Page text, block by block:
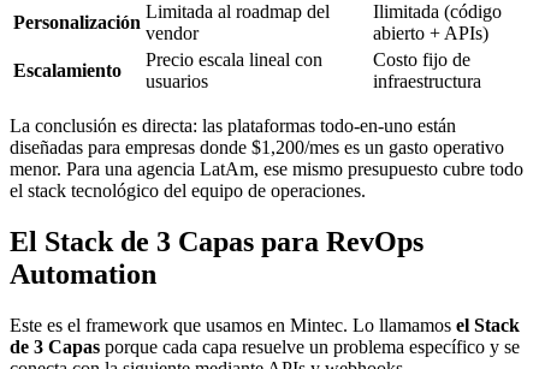
Personalización
Limitada al roadmap del
vendor
Ilimitada (código
abierto + APIs)
Escalamiento
Precio escala lineal con
usuarios
Costo fijo de
infraestructura
La conclusión es directa: las plataformas todo-en-uno están
diseñadas para empresas donde $1,200/mes es un gasto operativo
menor. Para una agencia LatAm, ese mismo presupuesto cubre todo
el stack tecnológico del equipo de operaciones.
El Stack de 3 Capas para RevOps
Automation
Este es el framework que usamos en Mintec. Lo llamamos el Stack
de 3 Capas porque cada capa resuelve un problema específico y se